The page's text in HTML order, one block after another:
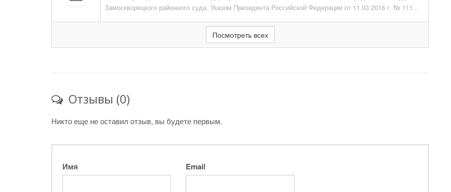
Замоскворецкого районного суда. Указом Президента Российской Федерации от 11.03.2016 г. № 111...
Посмотреть всех
Отзывы (0)
Никто еще не оставил отзыв, вы будете первым.
Имя Email